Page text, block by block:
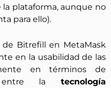
la plataforma, aunque no
para ello).
Bitrefill en MetaMask
en la usabilidad de las
en términos de
entre la tecnología